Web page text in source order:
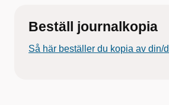
Beställ journalkopia
Så här beställer du kopia av din/